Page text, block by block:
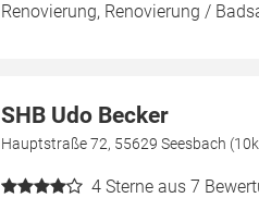
Renovierung, Renovierung /
SHB Udo Becker
Hauptstraße 72, 55629 Seesbach
4 Sterne aus 7